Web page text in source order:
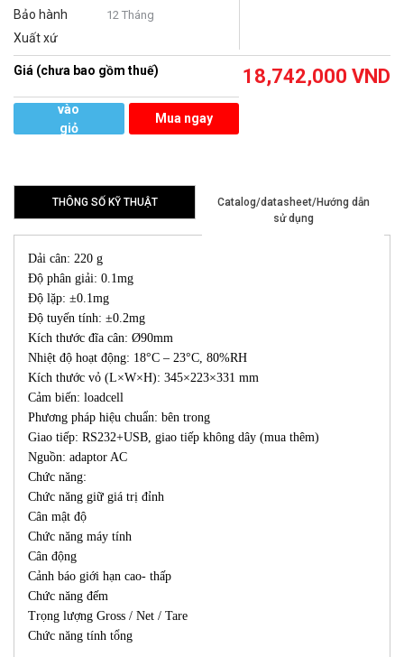
Bảo hành 12 Tháng
Xuất xứ
Giá (chưa bao gồm thuế) 18,742,000 VND
vào
giỏ
Mua ngay
THÔNG SỐ KỸ THUẬT
Catalog/datasheet/Hướng dẫn
sử dụng
Dải cân: 220 g
Độ phân giải: 0.1mg
Độ lặp: ±0.1mg
Độ tuyến tính: ±0.2mg
Kích thước đĩa cân: Ø90mm
Nhiệt độ hoạt động: 18°C – 23°C, 80%RH
Kích thước vỏ (L×W×H): 345×223×331 mm
Cảm biến: loadcell
Phương pháp hiệu chuẩn: bên trong
Giao tiếp: RS232+USB, giao tiếp không dây (mua thêm)
Nguồn: adaptor AC
Chức năng:
Chức năng giữ giá trị đỉnh
Cân mật độ
Chức năng máy tính
Cân động
Cảnh báo giới hạn cao- thấp
Chức năng đếm
Trọng lượng Gross / Net / Tare
Chức năng tính tổng